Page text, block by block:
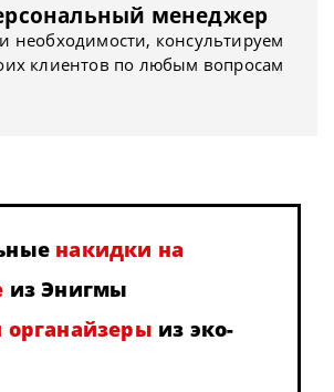
менеджер
необходимости, консультируем
клиентов по любым вопросам
накидки на
из Энигмы
органайзеры из эко-